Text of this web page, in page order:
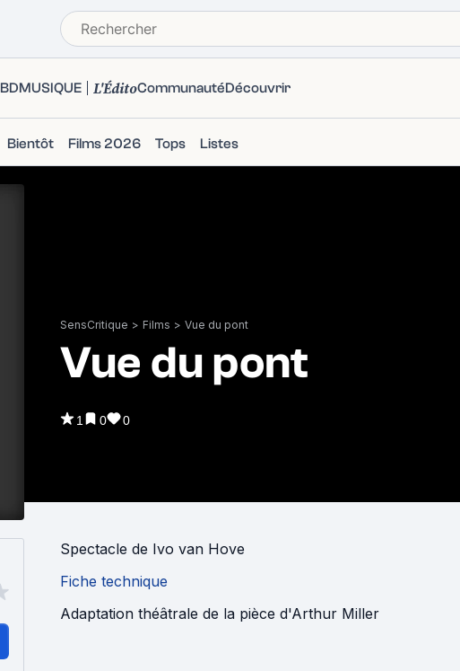
BDMUSIQUE L'ÉditoCommunautéDécouvrir
Bientôt Films 2026 Tops Listes
SensCritique > Films > Vue du pont
Vue du pont
1 0 0
Spectacle de Ivo van Hove
Fiche technique
Adaptation théâtrale de la pièce d'Arthur Miller